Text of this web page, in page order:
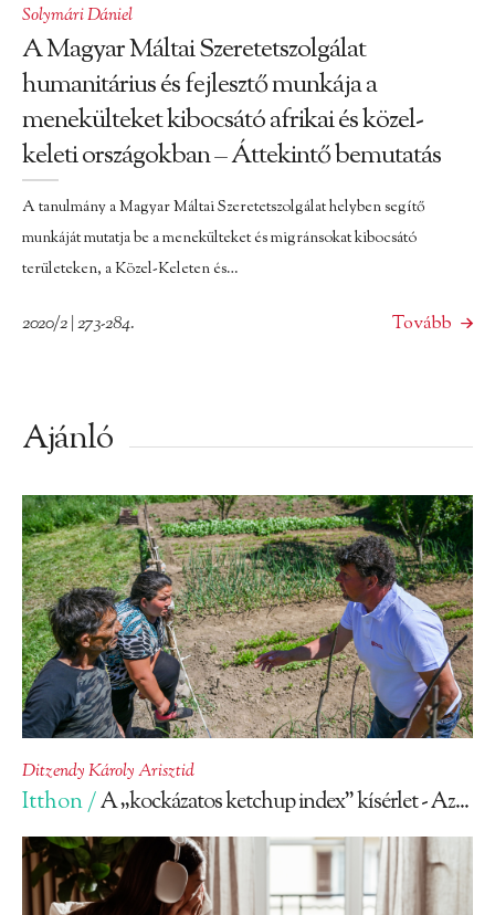
Solymári Dániel
A Magyar Máltai Szeretetszolgálat
humanitárius és fejlesztő munkája a
menekülteket kibocsátó afrikai és közel-
keleti országokban – Áttekintő bemutatás
A tanulmány a Magyar Máltai Szeretetszolgálat helyben segítő
munkáját mutatja be a menekülteket és migránsokat kibocsátó
területeken, a Közel-Keleten és…
2020/2 | 273-284. Tovább
Ajánló
Ditzendy Károly Arisztid
Itthon /A „kockázatos ketchup index” kísérlet - Az...